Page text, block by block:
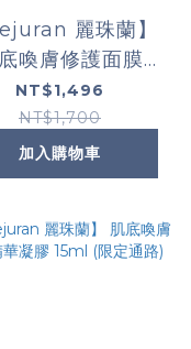
麗珠蘭】
喚膚修護面膜
(限定通路)
NT$1,496
NT$1,700
加入購物車